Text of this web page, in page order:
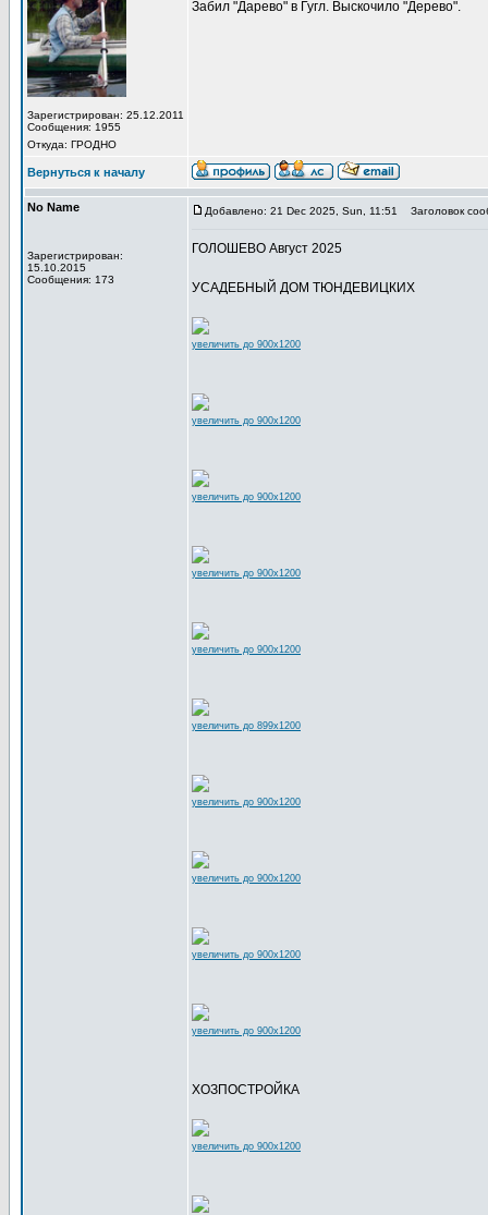
Зарегистрирован: 25.12.2011
Сообщения: 1955
Откуда: ГРОДНО
Забил "Дарево" в Гугл. Выскочило "Дерево".
Вернуться к началу
No Name
Зарегистрирован:
15.10.2015
Сообщения: 173
Добавлено: 21 Dec 2025, Sun, 11:51 Заголовок
ГОЛОШЕВО Август 2025
УСАДЕБНЫЙ ДОМ ТЮНДЕВИЦКИХ
увеличить до 900x1200
увеличить до 900x1200
увеличить до 900x1200
увеличить до 900x1200
увеличить до 900x1200
увеличить до 899x1200
увеличить до 900x1200
увеличить до 900x1200
увеличить до 900x1200
увеличить до 900x1200
ХОЗПОСТРОЙКА
увеличить до 900x1200